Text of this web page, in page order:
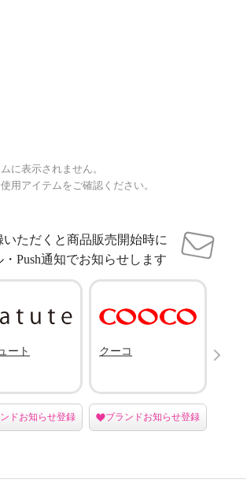
に表示されません。
用アイテムをご確認ください。
いただくと商品販売開始時に
・Push通知でお知らせします
ート
ドお知らせ登録
クーコ
ブランドお知らせ登録